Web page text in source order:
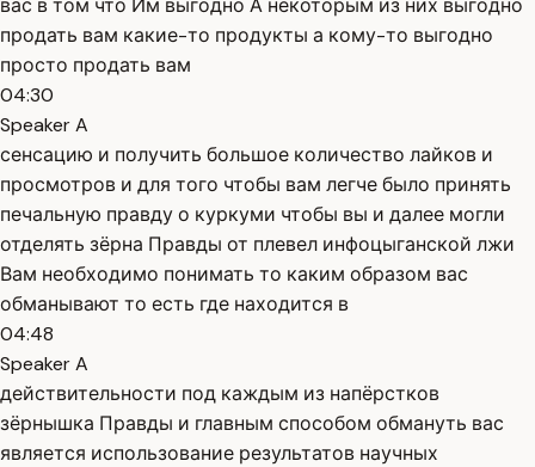
вас в том что Им выгодно А некоторым из них выгодно
продать вам какие-то продукты а кому-то выгодно
просто продать вам
04:30
Speaker A
сенсацию и получить большое количество лайков и
просмотров и для того чтобы вам легче было принять
печальную правду о куркуми чтобы вы и далее могли
отделять зёрна Правды от плевел инфоцыганской лжи
Вам необходимо понимать то каким образом вас
обманывают то есть где находится в
04:48
Speaker A
действительности под каждым из напёрстков
зёрнышка Правды и главным способом обмануть вас
является использование результатов научных